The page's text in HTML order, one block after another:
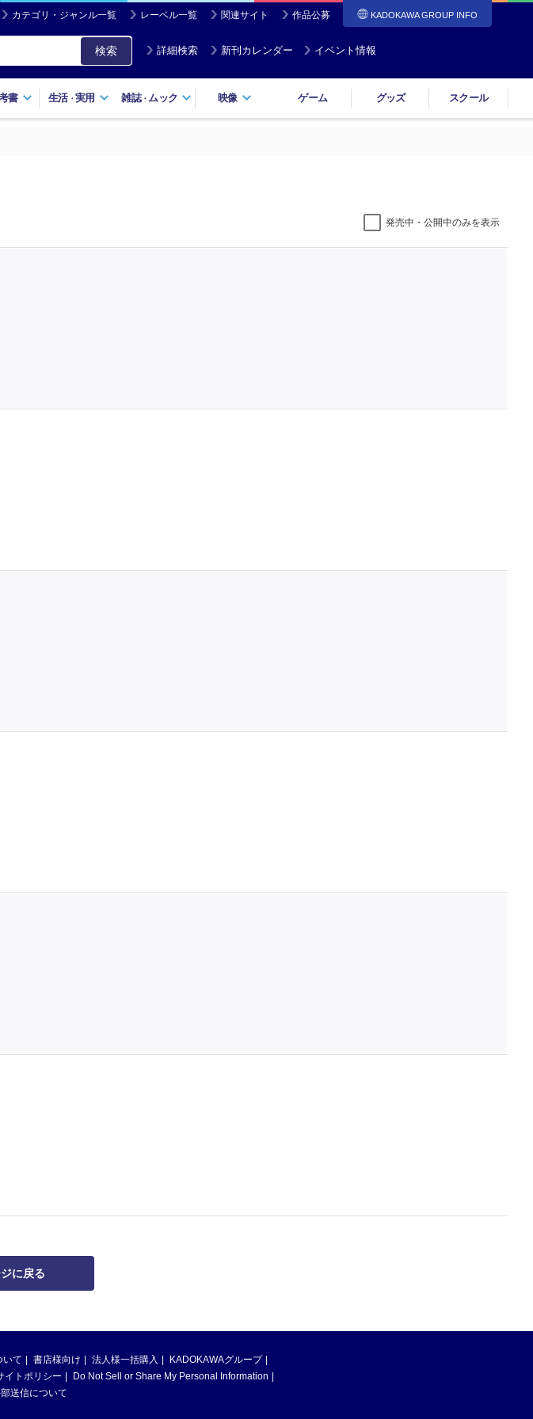
カテゴリ・ジャンル一覧 レーベル一覧 関連サイト 作品公募 KADOKAWA GROUP INFO
検索 詳細検索 新刊カレンダー イベント情報
書 生活・実用 雑誌・ ムック 映像 ゲーム グッズ スクール
発売中・公開中のみを表示
に戻る
いて 書店様向け 法人様一括購入
KADOKAWAグループ
イトポリシー
Do Not Sell or Share My Personal Information
送信について